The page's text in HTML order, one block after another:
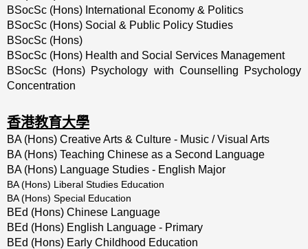
BSocSc (Hons) International Economy & Politics
BSocSc (Hons) Social & Public Policy Studies
BSocSc (Hons)
BSocSc (Hons) Health and Social Services Management
BSocSc (Hons) Psychology with Counselling Psychology
Concentration
香港教育大學
BA (Hons) Creative Arts & Culture - Music / Visual Arts
BA (Hons) Teaching Chinese as a Second Language
BA (Hons) Language Studies - English Major
BA (Hons) Liberal Studies Education
BA (Hons) Special Education
BEd (Hons) Chinese Language
BEd (Hons) English Language - Primary
BEd (Hons) Early Childhood Education